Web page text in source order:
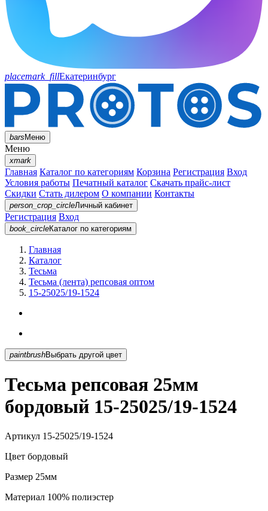
placemark_fillЕкатеринбург
barsМеню
Меню
xmark
Главная Каталог по категориям Корзина Регистрация Вход
Условия работы Печатный каталог Скачать прайс-лист
Скидки Стать дилером О компании Контакты
person_crop_circleЛичный кабинет
Регистрация Вход
book_circleКаталог по категориям
Главная
Каталог
Тесьма
Тесьма (лента) репсовая оптом
15-25025/19-1524
paintbrush Выбрать другой цвет
Тесьма репсовая 25мм
бордовый 15-25025/19-1524
Артикул 15-25025/19-1524
Цвет бордовый
Размер 25мм
Материал 100% полиэстер